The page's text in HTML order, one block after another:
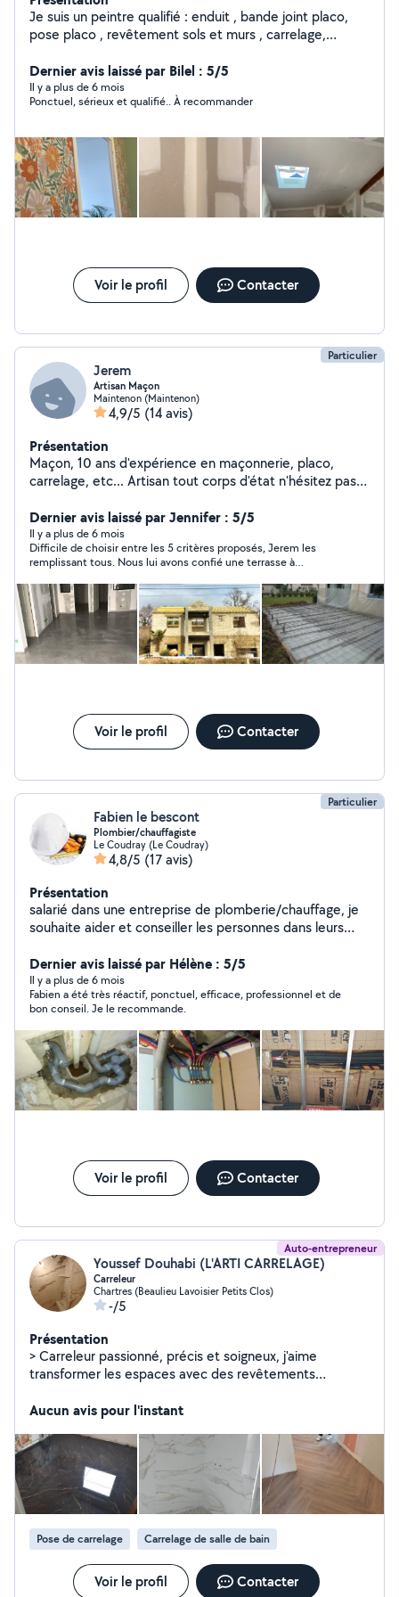
Je suis un peintre qualifié : enduit , bande joint placo,
pose placo , revêtement sols et murs , carrelage,
Dernier avis laissé par Bilel : 5/5
Il y a plus de 6 mois
Ponctuel, sérieux et qualifié.. À recommander
Voir le profil Contacter
Particulier
Jerem
Artisan Maçon
Maintenon (Maintenon)
4,9/5 (14 avis)
Présentation
Maçon, 10 ans d'expérience en maçonnerie, placo,
carrelage, etc... Artisan tout corps d'état n'hésitez pas à
Dernier avis laissé par Jennifer : 5/5
Il y a plus de 6 mois
Difficile de choisir entre les 5 critères proposés, Jerem les
remplissant tous. Nous lui avons confié une terrasse à
résultat. De plus, il a été très réactif et pour ne rien gâcher il
est très sympathique. Je le recommande sans réserve et lui
confierai avec plaisir d'autres travaux que nous envisageons.
Voir le profil Contacter
Particulier
Fabien le bescont
Plombier/chauffagiste
Le Coudray (Le Coudray)
4,8/5 (17 avis)
Présentation
salarié dans une entreprise de plomberie/chauffage, je
souhaite aider et conseiller les personnes dans leurs
Dernier avis laissé par Hélène : 5/5
Il y a plus de 6 mois
Fabien a été très réactif, ponctuel, efficace, professionnel et de
bon conseil. Je le recommande.
Voir le profil Contacter
Auto-entrepreneur
Youssef Douhabi (L'ARTI CARRELAGE)
Carreleur
Chartres (Beaulieu Lavoisier Petits Clos)
-/5
Présentation
> Carreleur passionné, précis et soigneux, j'aime
transformer les espaces avec des revêtements
rigueur et sens du détail pour garantir un résultat propre
Aucun avis pour l'instant
Pose de carrelage Carrelage de salle de bain
Voir le profil Contacter